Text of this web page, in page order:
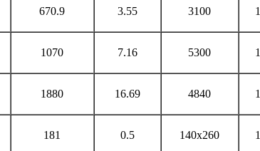
670.9 3.55 3100
1070 7.16 5300
1880 16.69 4840
181 0.5 140x260